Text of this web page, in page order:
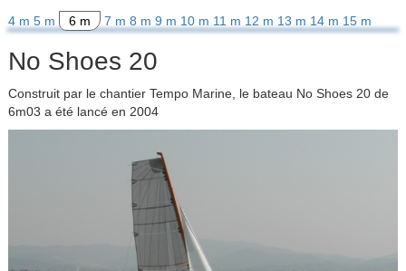
4 m 5 m 6 m 7 m 8 m 9 m 10 m 11 m 12 m 13 m 14 m 15 m
No Shoes 20
Construit par le chantier Tempo Marine, le bateau No Shoes 20 de
6m03 a été lancé en 2004